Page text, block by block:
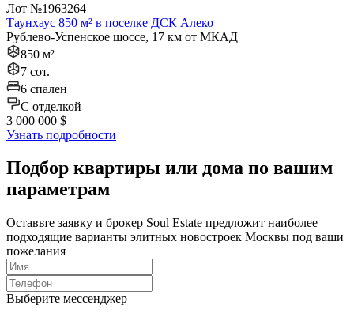
Лот №1963264
Таунхаус 850 м² в поселке ДСК Алеко
Рублево-Успенское шоссе, 17 км от МКАД
850 м²
7 сот.
6 спален
C отделкой
3 000 000 $
Узнать подробности
Подбор квартиры или дома по вашим
параметрам
Оставьте заявку и брокер Soul Estate предложит наиболее
подходящие варианты элитных новостроек Москвы под ваши
пожелания
Выберите мессенджер